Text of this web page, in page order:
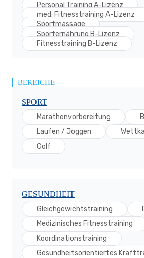
Personal Training A-Lizenz
med. Fitnesstraining A-Lizenz
Sportmassage
Sporternährung B-Lizenz
Fitnesstraining B-Lizenz
BEREICHE
SPORT
Marathonvorbereitung
Laufen / Joggen
Golf
GESUNDHEIT
Gleichgewichtstraining
Medizinisches Fitnesstraining
Koordinationstraining
Gesundheitsorientiertes